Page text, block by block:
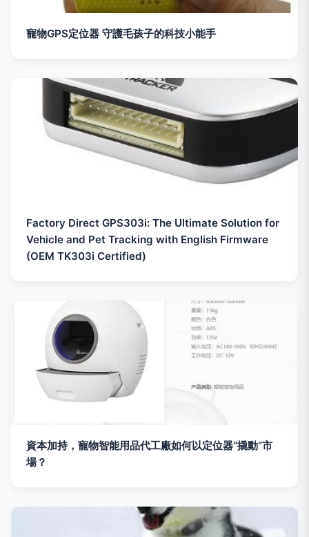
寵物GPS定位器 守護毛孩子的科技小能手
Factory Direct GPS303i: The Ultimate Solution for
Vehicle and Pet Tracking with English Firmware
(OEM TK303i Certified)
資本加持，寵物智能用品代工廠如何以定位器“撬動”市
場？